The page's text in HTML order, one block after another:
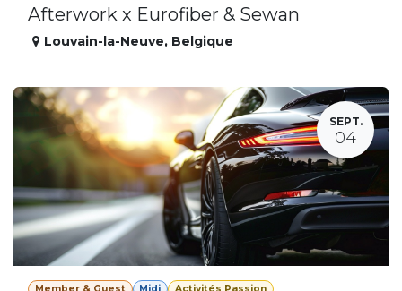
Afterwork x Eurofiber & Sewan
Louvain-la-Neuve, Belgique
SEPT.
04